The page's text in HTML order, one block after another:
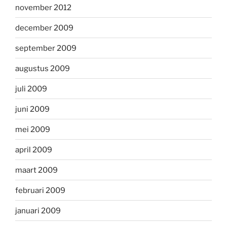
november 2012
december 2009
september 2009
augustus 2009
juli 2009
juni 2009
mei 2009
april 2009
maart 2009
februari 2009
januari 2009